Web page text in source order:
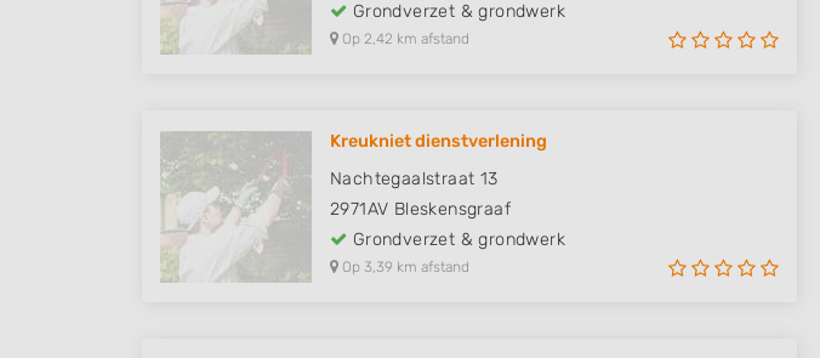
Grondverzet & grondwerk
Op 2,42 km afstand
Kreukniet dienstverlening
Nachtegaalstraat 13
2971AV Bleskensgraaf
Grondverzet & grondwerk
Op 3,39 km afstand